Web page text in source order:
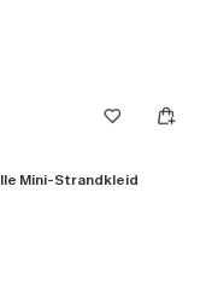
Mini-Strandkleid